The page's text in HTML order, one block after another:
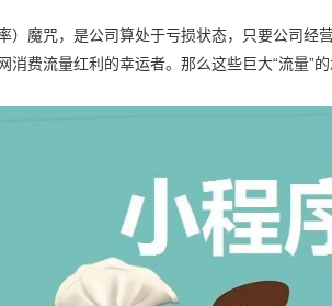
）魔咒，是公司算处于亏损状态，只要公司经
消费流量红利的幸运者。那么这些巨大“流量”